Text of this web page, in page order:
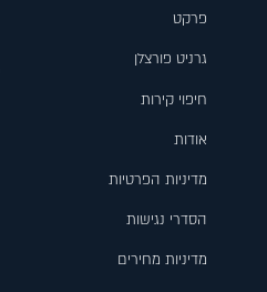
פרקט
גרניט פורצלן
חיפוי קירות
אודות
מדיניות הפרטיות
הסדרי נגישות
מדיניות מחירים